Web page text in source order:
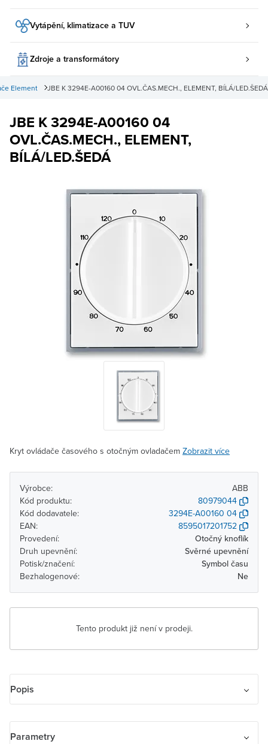
Vytápění, klimatizace a TUV
Zdroje a transformátory
JBE K 3294E-A00160 04 OVL.ČAS.MECH., ELEMENT, BÍLÁ/LED.ŠEDÁ
Element
JBE K 3294E-A00160 04
OVL.ČAS.MECH., ELEMENT,
BÍLÁ/LED.ŠEDÁ
Kryt ovládače časového s otočným ovladačem Zobrazit více
Výrobce:
ABB
Kód produktu:
80979044
Kód dodavatele:
3294E-A00160 04
EAN:
8595017201752
Provedení:
Otočný knoflík
Druh upevnění:
Svěrné upevnění
Potisk/značení:
Symbol času
Bezhalogenové:
Ne
Tento produkt již není v prodeji.
Popis
Parametry